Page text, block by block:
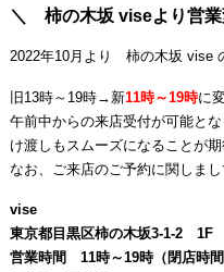
＼ 柿の木坂 viseより営
2022年10月より 柿の木坂 vise
旧13時～19時→新11時～19時に
午前中からの来店受付が可能と
け渡しもスムーズになることが期
なお、ご来店のご予約に関しま
vise
東京都目黒区柿の木坂3-1-2 1F
営業時間 11時～19時（閉店時間